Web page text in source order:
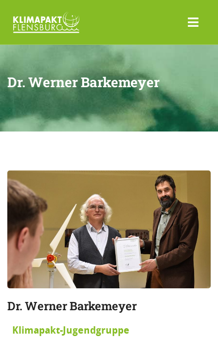
Dr. Werner Barkemeyer
Dr. Werner Barkemeyer
Klimapakt-Jugendgruppe